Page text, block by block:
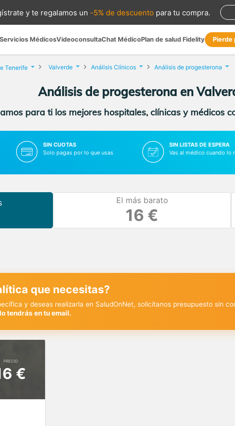
yte regalamos un -5% de descuento para tu compra.
MédicosVideoconsultaChat MédicoPlan de salud Fidelity Pierde
Tenerife Valverde Análisis Clínicos Análisis de progesterona
Análisis de progesterona en
para ti los mejores hospitales, clínicas y médicos
SIN CUOTAS
Solo pagas por lo que usas
SIN LISTAS DE ESPERA
Vas al médico cuando lo
El más barato
16 €
que necesitas?
y deseas realizarla en SaludOnNet, solicítanos presupuesto sin
tendrás en tu email.
PRECIO
€